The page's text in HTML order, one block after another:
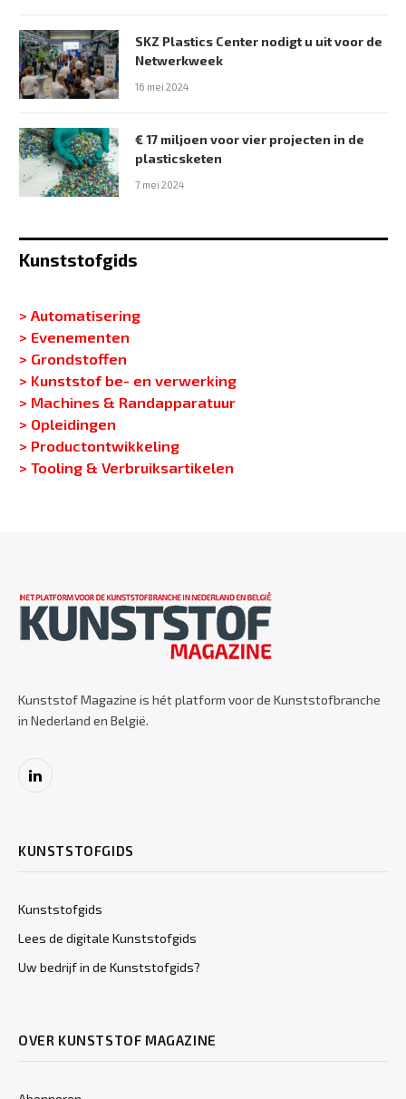
SKZ Plastics Center nodigt u uit voor de
Netwerkweek
16 mei 2024
€ 17 miljoen voor vier projecten in de
plasticsketen
7 mei 2024
Kunststofgids
> Automatisering
> Evenementen
> Grondstoffen
> Kunststof be- en verwerking
> Machines & Randapparatuur
> Opleidingen
> Productontwikkeling
> Tooling & Verbruiksartikelen
Kunststof Magazine is hét platform voor de Kunststofbranche
in Nederland en België.
LinkedIn
KUNSTSTOFGIDS
Kunststofgids
Lees de digitale Kunststofgids
Uw bedrijf in de Kunststofgids?
OVER KUNSTSTOF MAGAZINE